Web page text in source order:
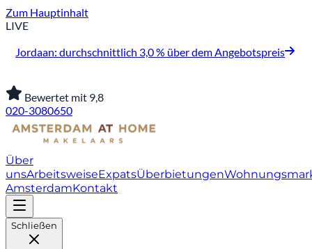
Zum Hauptinhalt
LIVE
Jordaan: durchschnittlich 3,0 % über dem Angebotspreis
Bewertet mit 9,8
020-3080650
Über
unsArbeitsweiseExpatsÜberbietungen
AmsterdamKontakt
Schließen